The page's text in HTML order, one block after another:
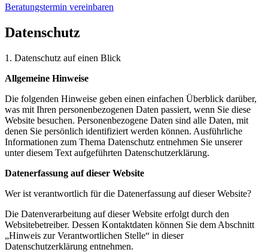
Beratungstermin vereinbaren
Datenschutz
1. Datenschutz auf einen Blick
Allgemeine Hinweise
Die folgenden Hinweise geben einen einfachen Überblick darüber,
was mit Ihren personenbezogenen Daten passiert, wenn Sie diese
Website besuchen. Personenbezogene Daten sind alle Daten, mit
denen Sie persönlich identifiziert werden können. Ausführliche
Informationen zum Thema Datenschutz entnehmen Sie unserer
unter diesem Text aufgeführten Datenschutzerklärung.
Datenerfassung auf dieser Website
Wer ist verantwortlich für die Datenerfassung auf dieser Website?
Die Datenverarbeitung auf dieser Website erfolgt durch den
Websitebetreiber. Dessen Kontaktdaten können Sie dem Abschnitt
„Hinweis zur Verantwortlichen Stelle“ in dieser
Datenschutzerklärung entnehmen.